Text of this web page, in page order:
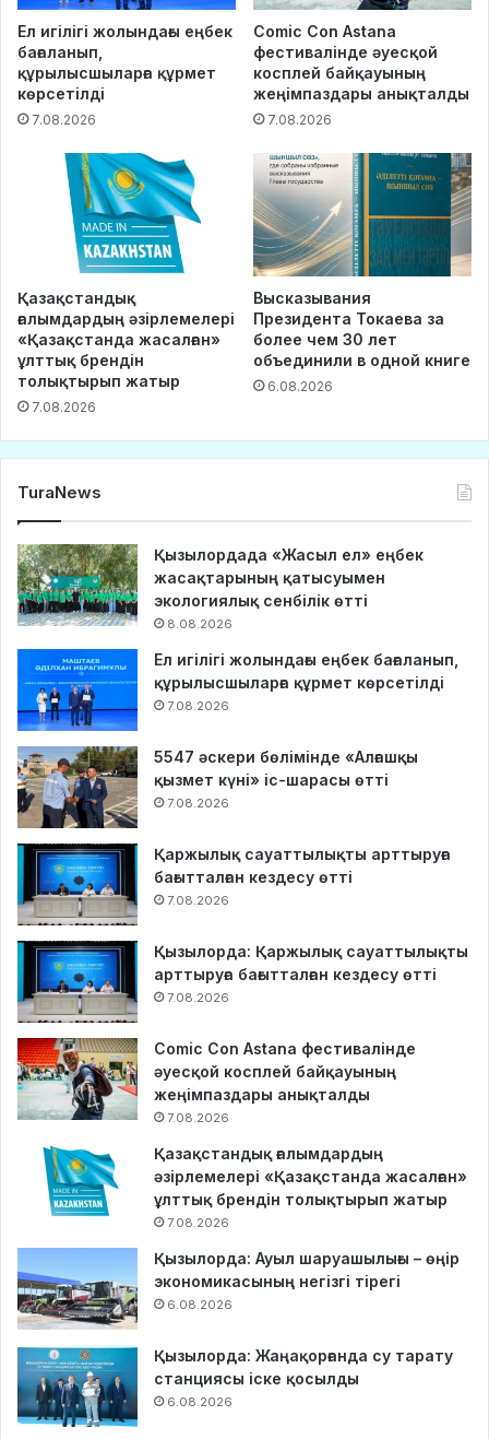
Ел игілігі жолындағы еңбек
бағаланып,
құрылысшыларға құрмет
көрсетілді
7.08.2026
Comic Con Astana
фестивалінде әуесқой
косплей байқауының
жеңімпаздары анықталды
7.08.2026
Қазақстандық
ғалымдардың әзірлемелері
«Қазақстанда жасалған»
ұлттық брендін
толықтырып жатыр
7.08.2026
Высказывания
Президента Токаева за
более чем 30 лет
объединили в одной книге
6.08.2026
TuraNews
Қызылордада «Жасыл ел» еңбек
жасақтарының қатысуымен
экологиялық сенбілік өтті
8.08.2026
Ел игілігі жолындағы еңбек бағаланып,
құрылысшыларға құрмет көрсетілді
7.08.2026
5547 әскери бөлімінде «Алғашқы
қызмет күні» іс-шарасы өтті
7.08.2026
Қаржылық сауаттылықты арттыруға
бағытталған кездесу өтті
7.08.2026
Қызылорда: Қаржылық сауаттылықты
арттыруға бағытталған кездесу өтті
7.08.2026
Comic Con Astana фестивалінде
әуесқой косплей байқауының
жеңімпаздары анықталды
7.08.2026
Қазақстандық ғалымдардың
әзірлемелері «Қазақстанда жасалған»
ұлттық брендін толықтырып жатыр
7.08.2026
Қызылорда: Ауыл шаруашылығы – өңір
экономикасының негізгі тірегі
6.08.2026
Қызылорда: Жаңақорғанда су тарату
станциясы іске қосылды
6.08.2026